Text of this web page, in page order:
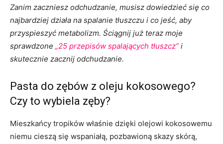
Zanim zaczniesz odchudzanie, musisz dowiedzieć się co
najbardziej działa na spalanie tłuszczu i co jeść, aby
przyspieszyć metabolizm. Ściągnij już teraz moje
sprawdzone „25 przepisów spalających tłuszcz” i
skutecznie zacznij odchudzanie.
Pasta do zębów z oleju kokosowego?
Czy to wybiela zęby?
Mieszkańcy tropików właśnie dzięki olejowi kokosowemu
niemu cieszą się wspaniałą, pozbawioną skazy skórą,